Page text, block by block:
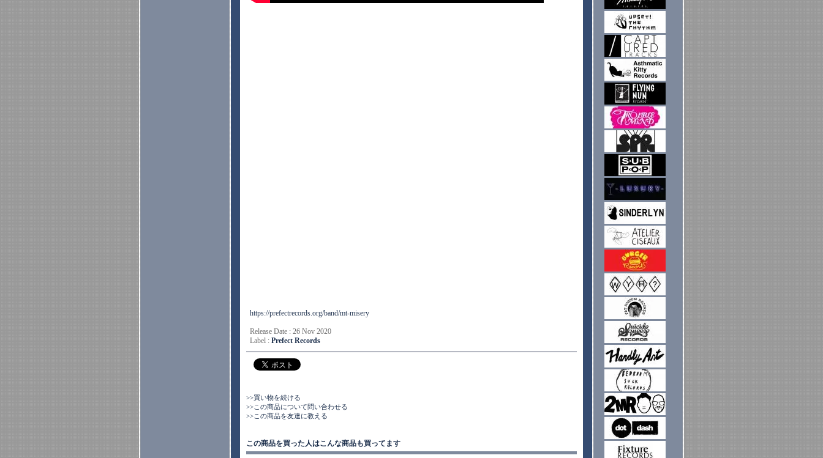
https://prefectrecords.org/band/mt-misery
Release Date : 26 Nov 2020
Label : Prefect Records
>>買い物を続ける
>>この商品について問い合わせる
>>この商品を友達に教える
この商品を買った人はこんな商品も買ってます